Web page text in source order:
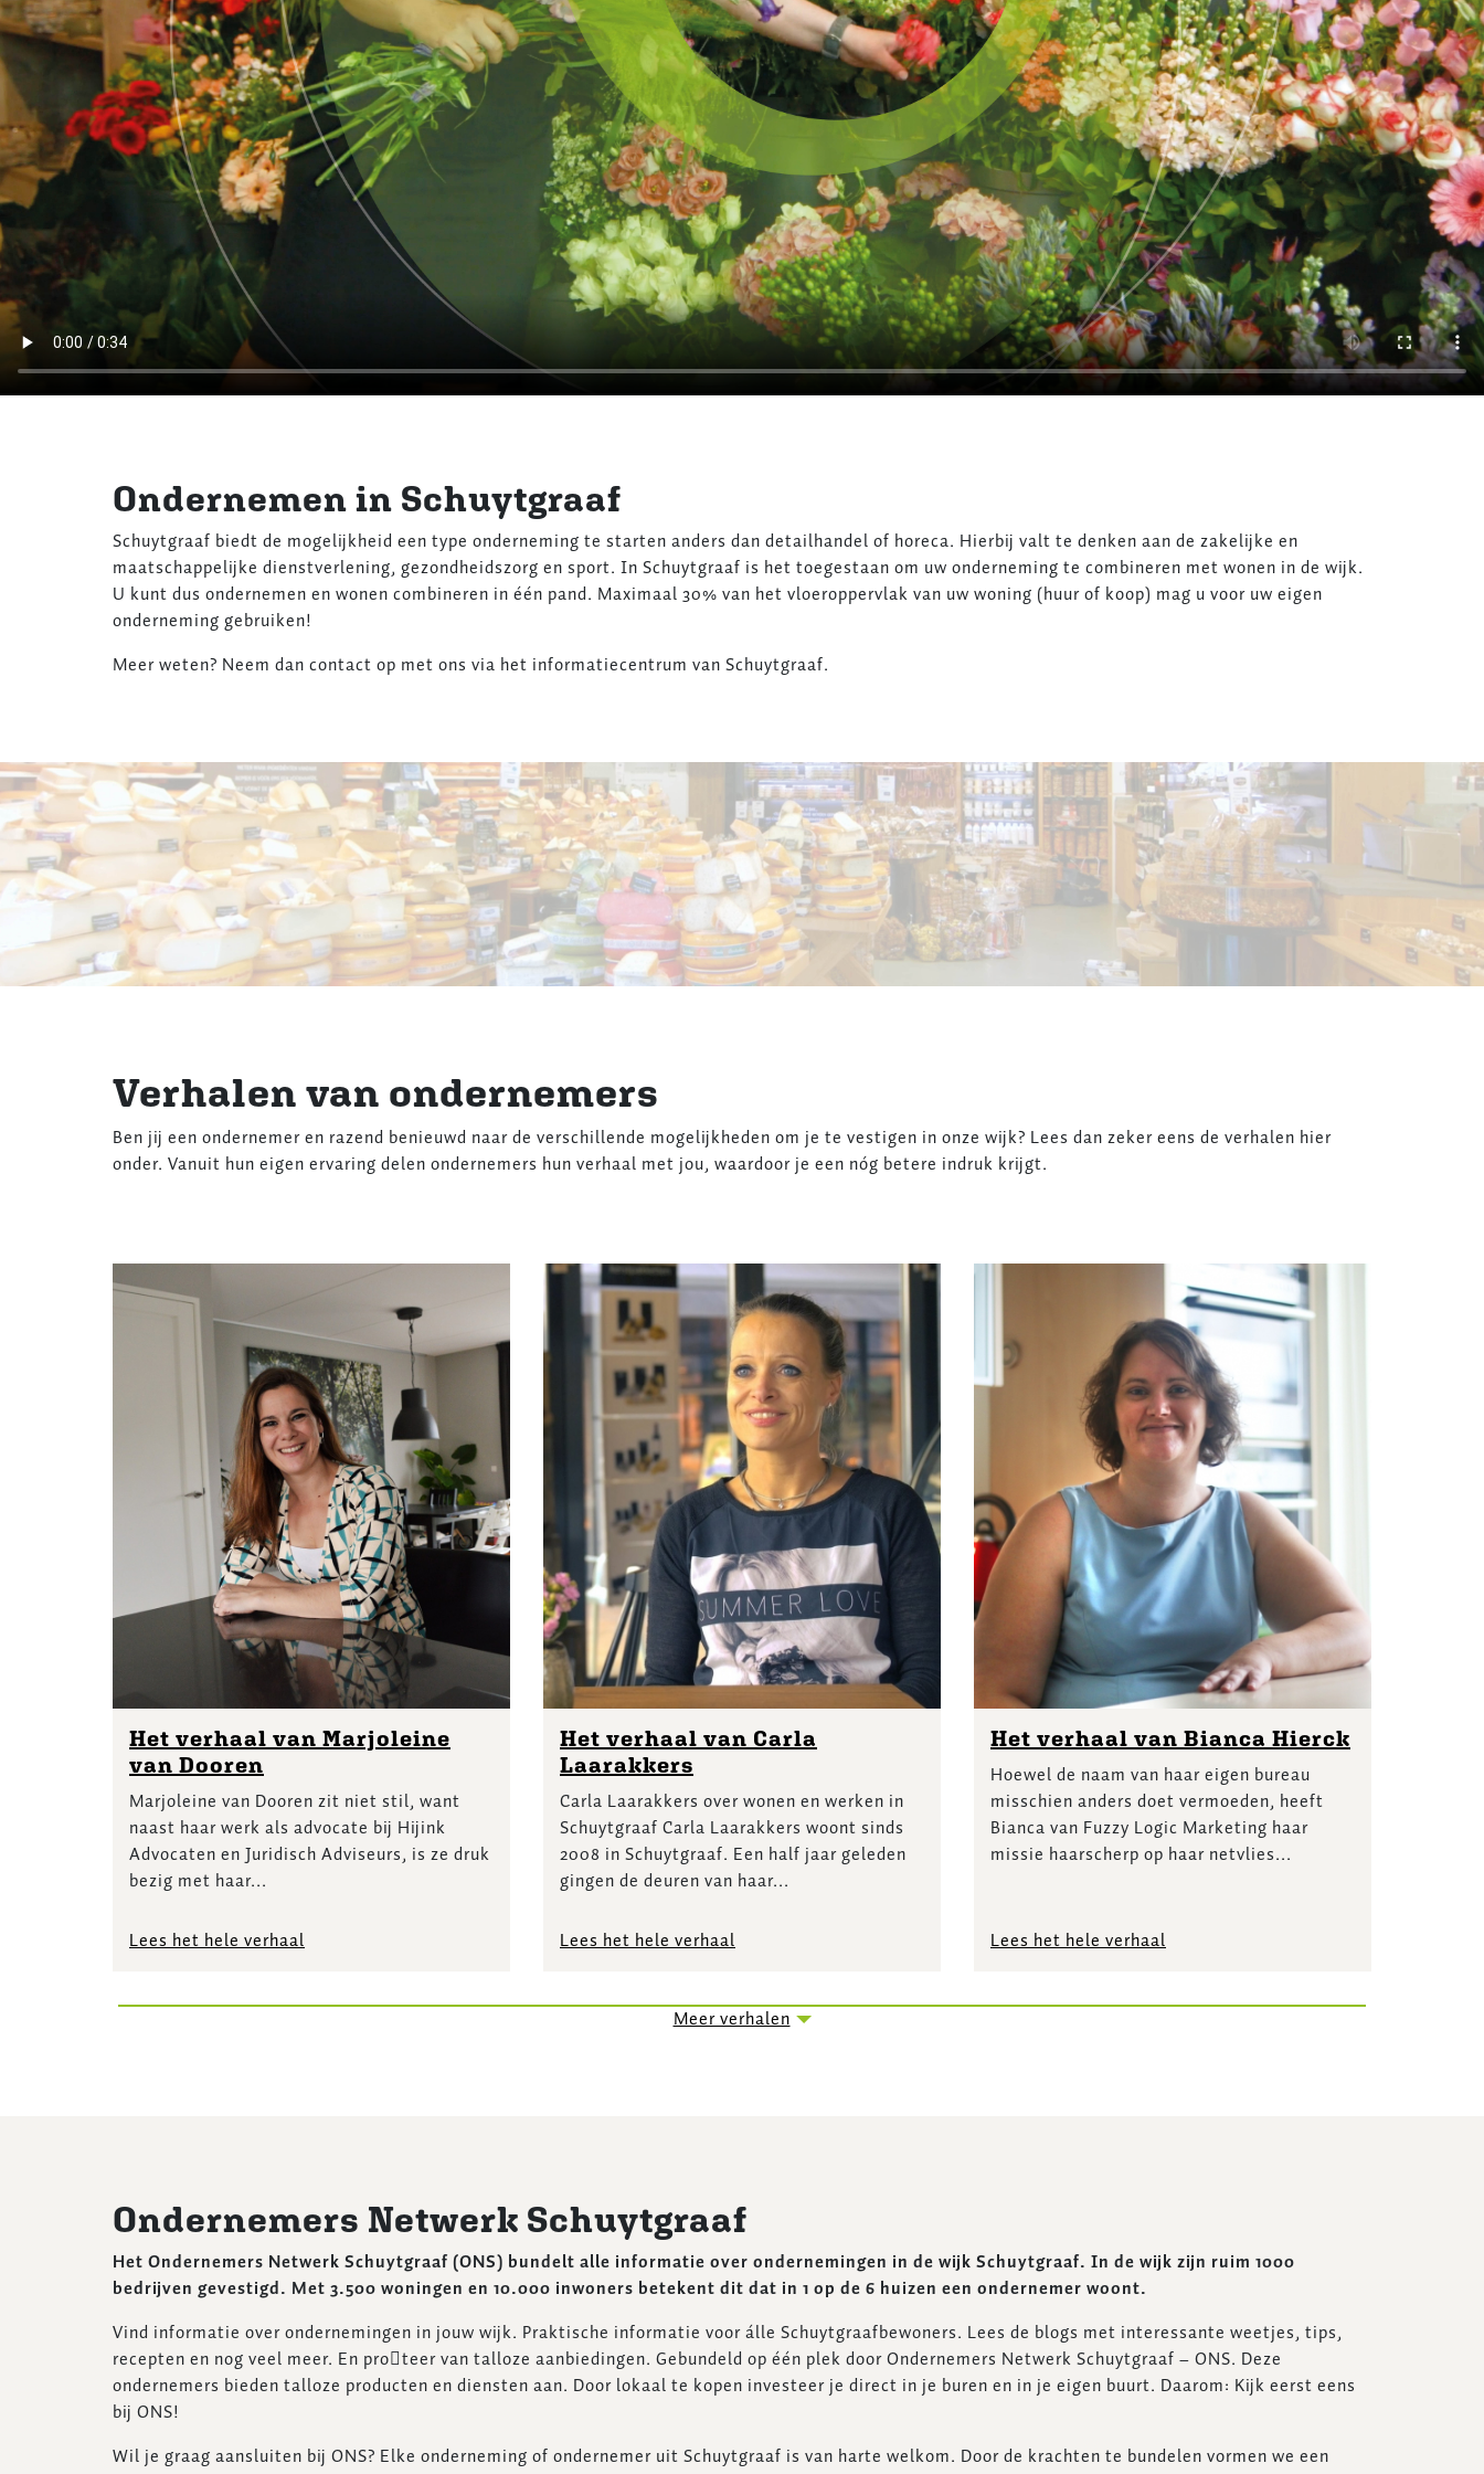
Ondernemen in Schuytgraaf
Schuytgraaf biedt de mogelijkheid een type onderneming te starten anders dan detailhandel of horeca. Hierbij valt te denken aan de zakelijke en
maatschappelijke dienstverlening, gezondheidszorg en sport. In Schuytgraaf is het toegestaan om uw onderneming te combineren met wonen in de wijk.
U kunt dus ondernemen en wonen combineren in één pand. Maximaal 30% van het vloeroppervlak van uw woning (huur of koop) mag u voor uw eigen
onderneming gebruiken!
Meer weten? Neem dan contact op met ons via het informatiecentrum van Schuytgraaf.
Verhalen van ondernemers
Ben jij een ondernemer en razend benieuwd naar de verschillende mogelijkheden om je te vestigen in onze wijk? Lees dan zeker eens de verhalen hier
onder. Vanuit hun eigen ervaring delen ondernemers hun verhaal met jou, waardoor je een nóg betere indruk krijgt.
Het verhaal van Marjoleine
van Dooren
Marjoleine van Dooren zit niet stil, want
naast haar werk als advocate bij Hijink
Advocaten en Juridisch Adviseurs, is ze druk
bezig met haar...
Lees het hele verhaal
Het verhaal van Carla
Laarakkers
Carla Laarakkers over wonen en werken in
Schuytgraaf Carla Laarakkers woont sinds
2008 in Schuytgraaf. Een half jaar geleden
gingen de deuren van haar...
Lees het hele verhaal
Het verhaal van Bianca Hierck
Hoewel de naam van haar eigen bureau
misschien anders doet vermoeden, heeft
Bianca van Fuzzy Logic Marketing haar
missie haarscherp op haar netvlies...
Lees het hele verhaal
Meer verhalen
Ondernemers Netwerk Schuytgraaf
Het Ondernemers Netwerk Schuytgraaf (ONS) bundelt alle informatie over ondernemingen in de wijk Schuytgraaf. In de wijk zijn ruim 1000
bedrijven gevestigd. Met 3.500 woningen en 10.000 inwoners betekent dit dat in 1 op de 6 huizen een ondernemer woont.
Vind informatie over ondernemingen in jouw wijk. Praktische informatie voor álle Schuytgraafbewoners. Lees de blogs met interessante weetjes, tips,
recepten en nog veel meer. En pro󹀼teer van talloze aanbiedingen. Gebundeld op één plek door Ondernemers Netwerk Schuytgraaf – ONS. Deze
ondernemers bieden talloze producten en diensten aan. Door lokaal te kopen investeer je direct in je buren en in je eigen buurt. Daarom: Kijk eerst eens
bij ONS!
Wil je graag aansluiten bij ONS? Elke onderneming of ondernemer uit Schuytgraaf is van harte welkom. Door de krachten te bundelen vormen we een